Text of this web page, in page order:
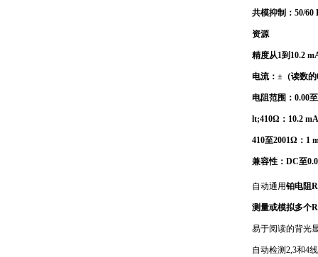
共模抑制：50/60
资源
精度从1到10.2
电流：±（读数
电阻范围：0.00
lt;410Ω：10.2
410至2001Ω：1
兼容性：DC至
自动通用铂电阻
测量或模拟多个
易于阅读的背光
自动检测2,3和4